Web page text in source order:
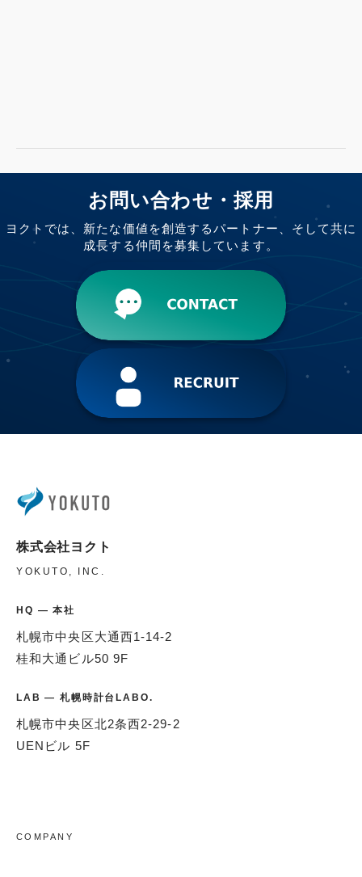
お問い合わせ・採用
ヨクトでは、新たな価値を創造するパートナー、そして共に
成長する仲間を募集しています。
株式会社ヨクト
YOKUTO, INC.
HQ — 本社
札幌市中央区大通西1-14-2
桂和大通ビル50 9F
LAB — 札幌時計台LABO.
札幌市中央区北2条西2-29-2
UENビル 5F
COMPANY